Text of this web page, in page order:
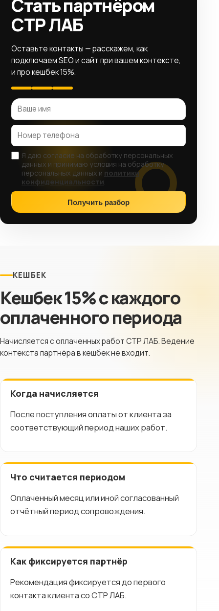
Стать партнёром
СТР ЛАБ
Оставьте контакты — расскажем, как
подключаем SEO и сайт при вашем контексте,
и про кешбек 15%.
Я даю согласие на обработку персональных
данных и принимаю условия на обработку
персональных данных и политики
конфиденциальности.
Получить разбор
КЕШБЕК
Кешбек 15% с каждого
оплаченного периода
Начисляется с оплаченных работ СТР ЛАБ. Ведение
контекста партнёра в кешбек не входит.
Когда начисляется
После поступления оплаты от клиента за
соответствующий период наших работ.
Что считается периодом
Оплаченный месяц или иной согласованный
отчётный период сопровождения.
Как фиксируется партнёр
Рекомендация фиксируется до первого
контакта клиента со СТР ЛАБ.